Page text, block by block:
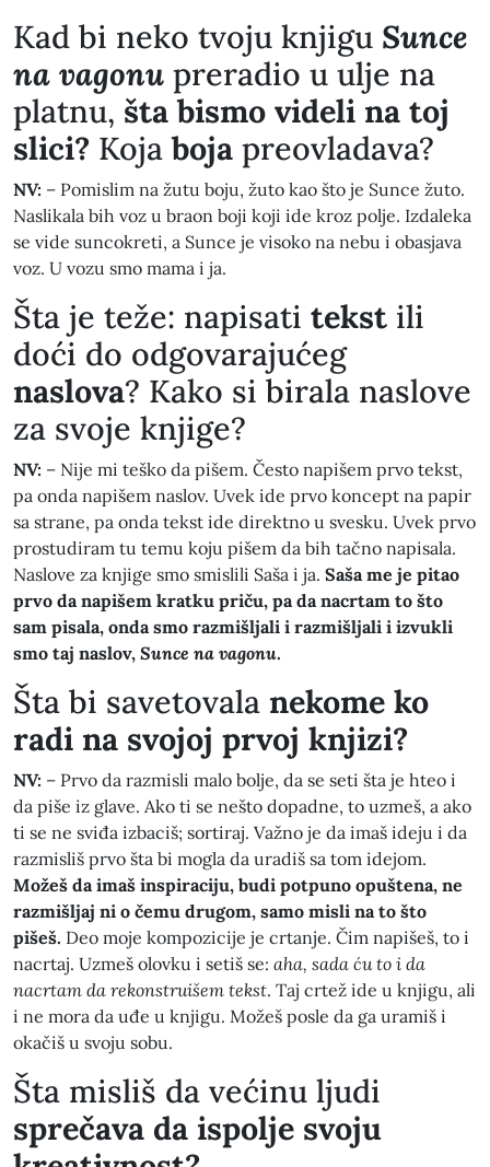
​Kad bi neko tvoju knjigu Sunce
na vagonu preradio u ulje na
platnu, šta bismo videli na toj
slici? Kojaboja preovladava?
NV: – Pomislim na žutu boju, žuto kao što je Sunce žuto.
Naslikala bih voz u braon boji koji ide kroz polje. Izdaleka
se vide suncokreti, a Sunce je visoko na nebu i obasjava
voz. U vozu smo mama i ja.
​Šta je teže: napisati tekst ili
doći do odgovarajućeg
naslova? Kako si birala naslove
za svoje knjige?
NV: – Nije mi teško da pišem. Često napišem prvo tekst,
pa onda napišem naslov. Uvek ide prvo koncept na papir
sa strane, pa onda tekst ide direktno u svesku. Uvek prvo
prostudiram tu temu koju pišem da bih tačno napisala.
Naslove za knjige smo smislili Saša i ja. Saša me je pitao
prvo da napišem kratku priču, pa da nacrtam to što
sam pisala, onda smo razmišljali i razmišljali i izvukli
smo taj naslov, Sunce na vagonu.
​Šta bi savetovala nekome ko
radi na svojoj prvoj knjizi?
NV: – Prvo da razmisli malo bolje, da se seti šta je hteo i
da piše iz glave. Ako ti se nešto dopadne, to uzmeš, a ako
ti se ne sviđa izbaciš; sortiraj. Važno je da imaš ideju i da
razmisliš prvo šta bi mogla da uradiš sa tom idejom.
Možeš da imaš inspiraciju, budi potpuno opuštena, ne
razmišljaj ni o čemu drugom, samo misli na to što
pišeš. Deo moje kompozicije je crtanje. Čim napišeš, to i
nacrtaj. Uzmeš olovku i setiš se: aha, sada ću to i da
nacrtam da rekonstruišem tekst. Taj crtež ide u knjigu, ali
i ne mora da uđe u knjigu. Možeš posle da ga uramiš i
okačiš u svoju sobu.
​Šta misliš da većinu ljudi
sprečava da ispolje svoju